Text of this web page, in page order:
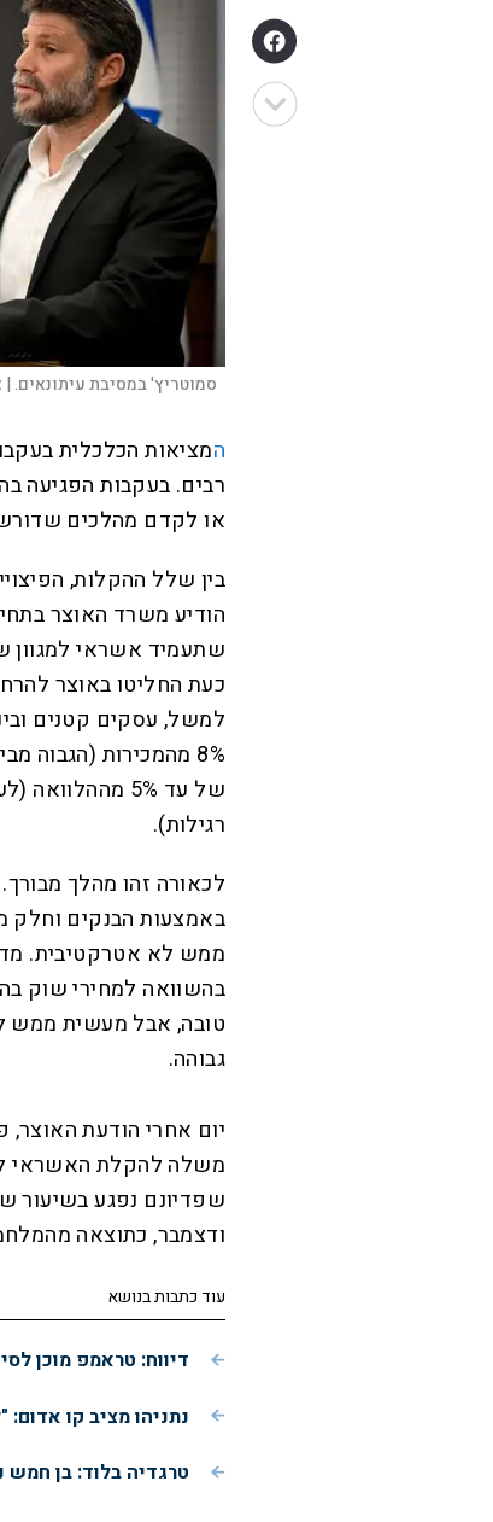
סמוטריץ' במסיבת עיתונאים. |
המציאות הכלכלית
רבים. בעקבות הפגיעה
או לקדם מהלכים
בין שלל ההקלות,
הודיע משרד האוצר
שתעמיד אשראי למגוון
כעת החליטו באוצר
למשל, עסקים קטנים
8% מהמכירות
רגילות).
לכאורה זהו מהלך
באמצעות הבנקים וחלק
בהשוואה למחירי שוק
גבוהה.
יום אחרי הודעת האוצר,
משלה להקלת האשראי
ודצמבר, כתוצאה
עוד כתבות בנושא
דיווח: טראמפ מוכן
נתניהו מציב קו
טרגדיה בלוד: בן